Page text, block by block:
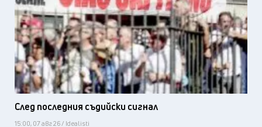
След последния съдийски сигнал
15:00, 07 авг 26 / Idealisti